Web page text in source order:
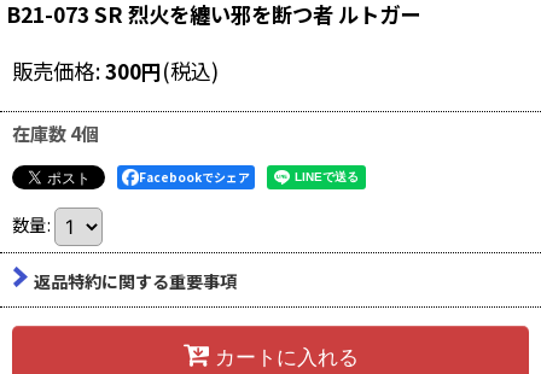
B21-073 SR 烈火を纏い邪を断つ者 ルトガー
販売価格:300円(税込)
在庫数 4個
Facebookでシェア
数量:
返品特約に関する重要事項
カートに入れる